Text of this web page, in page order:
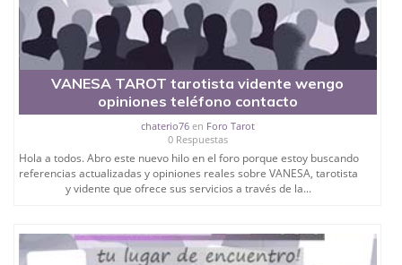
VANESA TAROT tarotista vidente wengo
opiniones teléfono contacto
chaterio76en Foro Tarot
0 Respuestas
Hola a todos. Abro este nuevo hilo en el foro porque estoy buscando
referencias actualizadas y opiniones reales sobre VANESA, tarotista
y vidente que ofrece sus servicios a través de la...